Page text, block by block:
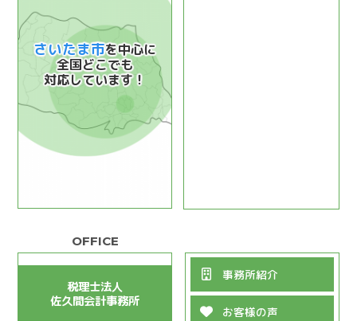
さいたま市を中心に
全国どこでも
対応しています！
税理士法人
佐久間会計事務所
事務所紹介
お客様の声